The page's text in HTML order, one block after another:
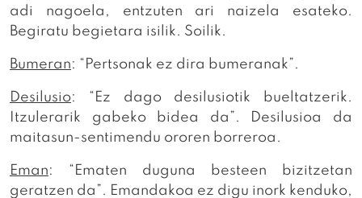
adi nagoela, entzuten ari naizela esateko.
Begiratu begietara isilik. Soilik.
Bumeran: “Pertsonak ez dira bumeranak”.
Desilusio: “Ez dago desilusiotik bueltatzerik.
Itzulerarik gabeko bidea da”. Desilusioa da
maitasun-sentimendu ororen borreroa.
Eman: “Ematen duguna besteen bizitzetan
geratzen da”. Emandakoa ez digu inork kenduko,